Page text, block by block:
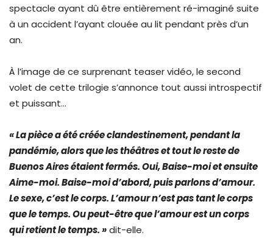
spectacle ayant dû être entièrement ré-imaginé suite
à un accident l’ayant clouée au lit pendant près d’un
an.
À l’image de ce surprenant teaser vidéo, le second
volet de cette trilogie s’annonce tout aussi introspectif
et puissant…
« La pièce a été créée clandestinement, pendant la
pandémie, alors que les théâtres et tout le reste de
Buenos Aires étaient fermés. Oui, Baise-moi et ensuite
Aime-moi. Baise-moi d’abord, puis parlons d’amour.
Le sexe, c’est le corps. L’amour n’est pas tant le corps
que le temps. Ou peut-être que l’amour est un corps
qui retient le temps. »dit-elle.